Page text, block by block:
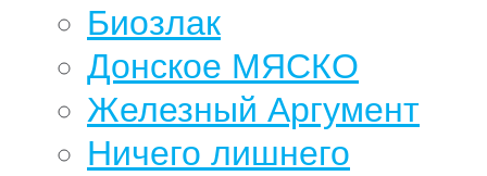
Биозлак
Донское МЯСКО
Железный Аргумент
Ничего лишнего